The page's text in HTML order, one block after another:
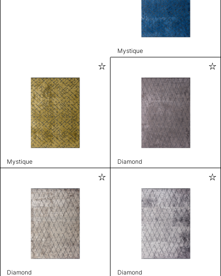
Mystique
Mystique Diamond
Diamond Diamond